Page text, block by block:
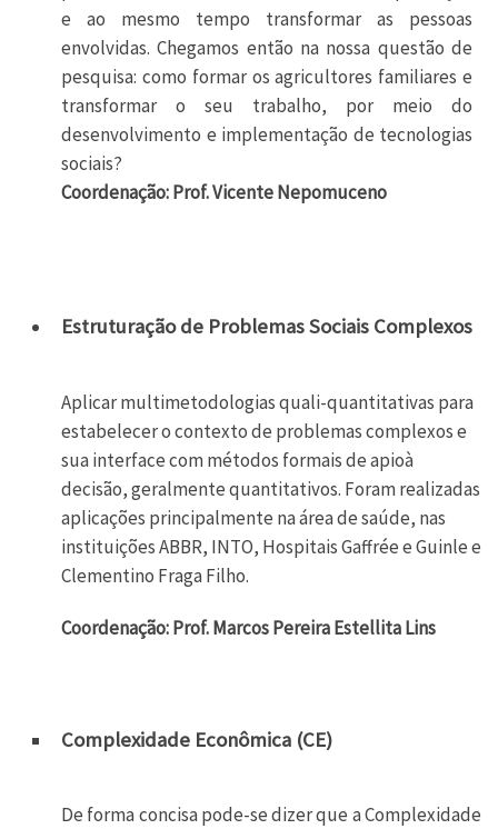
e ao mesmo tempo transformar as pessoas
envolvidas. Chegamos então na nossa questão de
pesquisa: como formar os agricultores familiares e
transformar o seu trabalho, por meio do
desenvolvimento e implementação de tecnologias
sociais?
Coordenação: Prof. Vicente Nepomuceno
Estruturação de Problemas Sociais Complexos
Aplicar multimetodologias quali-quantitativas para
estabelecer o contexto de problemas complexos e
sua interface com métodos formais de apioà
decisão, geralmente quantitativos. Foram realizadas
aplicações principalmente na área de saúde, nas
instituições ABBR, INTO, Hospitais Gaffrée e Guinle e
Clementino Fraga Filho.
Coordenação: Prof. Marcos Pereira Estellita Lins
Complexidade Econômica (CE)
De forma concisa pode-se dizer que a Complexidade